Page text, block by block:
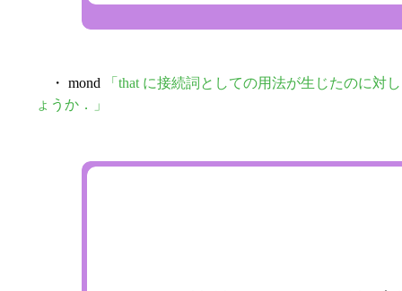
・ mond
「that に接続詞としての用法が生じたのに対
ょうか．」